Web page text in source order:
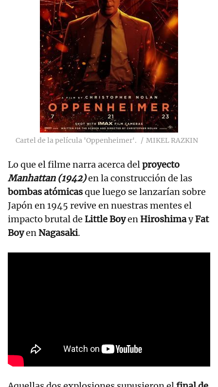
Cartel de la película 'Oppenheimer'. MIKEL RAZKIN
Lo que el filme narra acerca delproyecto
Manhattan (1942)en la construcción de las
bombas atómicasque luego se lanzarían sobre
Japón en 1945 revive en nuestras mentes el
impacto brutal de Little Boyen HiroshimayFat
Boyen Nagasaki.